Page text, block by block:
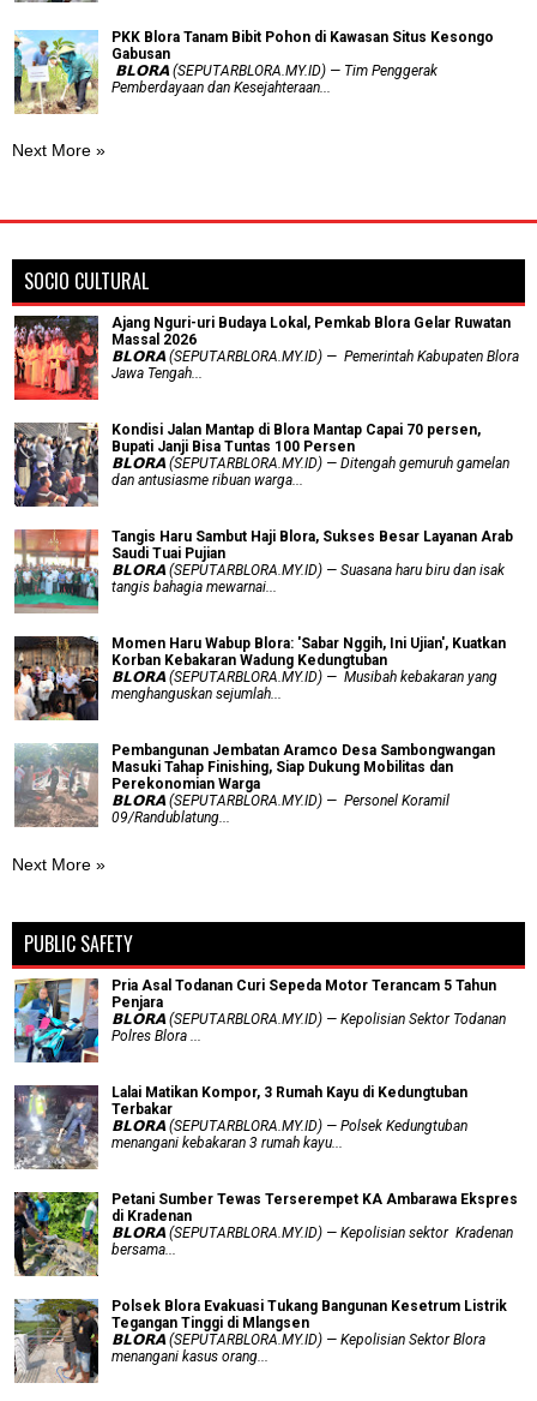
PKK Blora Tanam Bibit Pohon di Kawasan Situs Kesongo
Gabusan
‎ 𝗕𝗟𝗢𝗥𝗔 (SEPUTARBLORA.MY.ID) — Tim Penggerak
Pemberdayaan dan Kesejahteraan...
Next More »
SOCIO CULTURAL
Ajang Nguri-uri Budaya Lokal, Pemkab Blora Gelar Ruwatan
Massal 2026
𝗕𝗟𝗢𝗥𝗔 (SEPUTARBLORA.MY.ID) — Pemerintah Kabupaten Blora
Jawa Tengah...
Kondisi Jalan Mantap di Blora Mantap Capai 70 persen,
Bupati Janji Bisa Tuntas 100 Persen
𝗕𝗟𝗢𝗥𝗔 (SEPUTARBLORA.MY.ID) — Ditengah gemuruh gamelan
dan antusiasme ribuan warga...
Tangis Haru Sambut Haji Blora, Sukses Besar Layanan Arab
Saudi Tuai Pujian
𝗕𝗟𝗢𝗥𝗔 (SEPUTARBLORA.MY.ID) — Suasana haru biru dan isak
tangis bahagia mewarnai...
Momen Haru Wabup Blora: ​'Sabar Nggih, Ini Ujian', Kuatkan
Korban Kebakaran Wadung Kedungtuban
𝗕𝗟𝗢𝗥𝗔 (SEPUTARBLORA.MY.ID) — Musibah kebakaran yang
menghanguskan sejumlah...
Pembangunan Jembatan Aramco Desa Sambongwangan
Masuki Tahap Finishing, Siap Dukung Mobilitas dan
Perekonomian Warga
𝗕𝗟𝗢𝗥𝗔 (SEPUTARBLORA.MY.ID) — Personel Koramil
09/Randublatung...
Next More »
PUBLIC SAFETY
Pria Asal Todanan Curi Sepeda Motor Terancam 5 Tahun
Penjara
𝗕𝗟𝗢𝗥𝗔 (SEPUTARBLORA.MY.ID) — Kepolisian Sektor Todanan
Polres Blora ...
Lalai Matikan Kompor, 3 Rumah Kayu di Kedungtuban
Terbakar
𝗕𝗟𝗢𝗥𝗔 (SEPUTARBLORA.MY.ID) — Polsek Kedungtuban
menangani kebakaran 3 rumah kayu...
Petani Sumber Tewas Terserempet KA Ambarawa Ekspres
di Kradenan
𝗕𝗟𝗢𝗥𝗔 (SEPUTARBLORA.MY.ID) — Kepolisian sektor Kradenan
bersama...
Polsek Blora Evakuasi Tukang Bangunan Kesetrum Listrik
Tegangan Tinggi di Mlangsen
𝗕𝗟𝗢𝗥𝗔 (SEPUTARBLORA.MY.ID) — Kepolisian Sektor Blora
menangani kasus orang...